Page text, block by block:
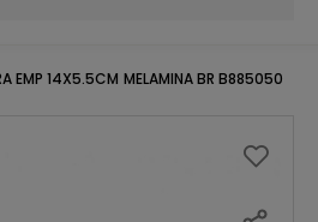
EMP 14X5.5CM MELAMINA BR B885050